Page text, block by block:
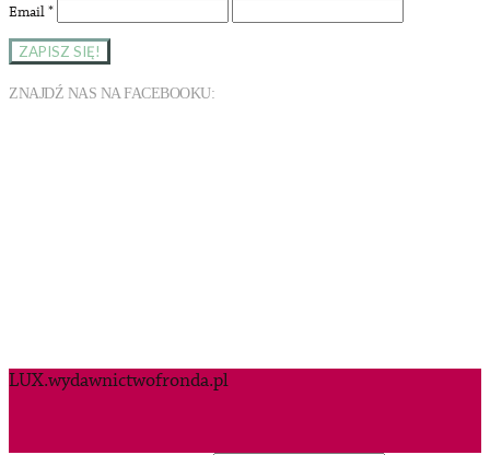
Email*
ZNAJDŹ NAS NA FACEBOOKU:
LUX.wydawnictwofronda.pl